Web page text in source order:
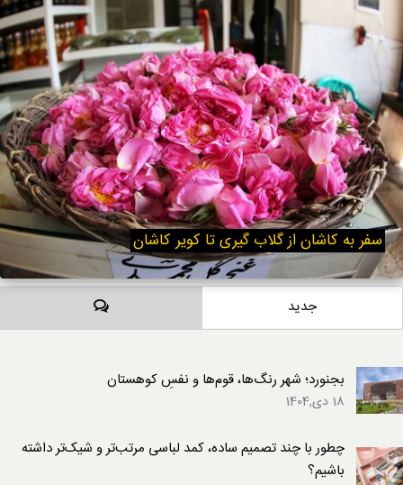
سفر به کاشان از گلاب گیری تا کویر کاشان
جدید دیدگاه‌ها
بجنورد؛ شهر رنگ‌ها، قوم‌ها و نفسِ کوهستان
18 دی,1404
چطور با چند تصمیم ساده، کمد لباسی مرتب‌تر و شیک‌تر داشته
باشیم؟